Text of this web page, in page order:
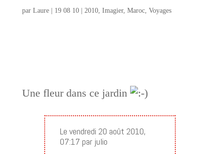
par Laure| 19 08 10| 2010, Imagier, Maroc, Voyages
Une fleur dans ce jardin
Le vendredi 20 août 2010,
07:17 par julio